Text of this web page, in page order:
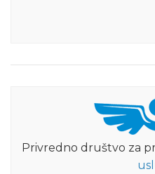
Privredno društvo za